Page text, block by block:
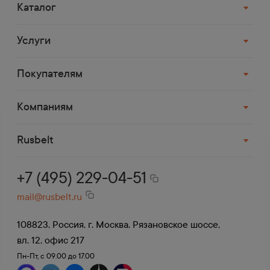
компанией
Каталог
Услуги
Покупателям
Компаниям
Rusbelt
+7 (495) 229-04-51
mail@rusbelt.ru
108823, Россия, г. Москва, Рязановское шоссе,
вл. 12, офис 217
Пн-Пт, с 09.00 до 17.00